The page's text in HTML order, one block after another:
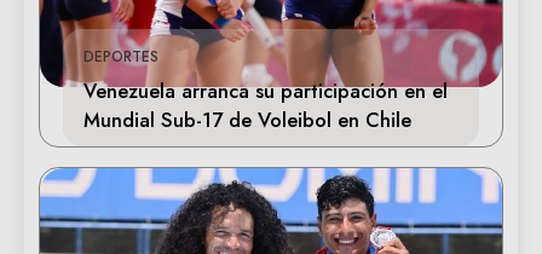
DEPORTES
Venezuela arranca su participación en el
Mundial Sub-17 de Voleibol en Chile